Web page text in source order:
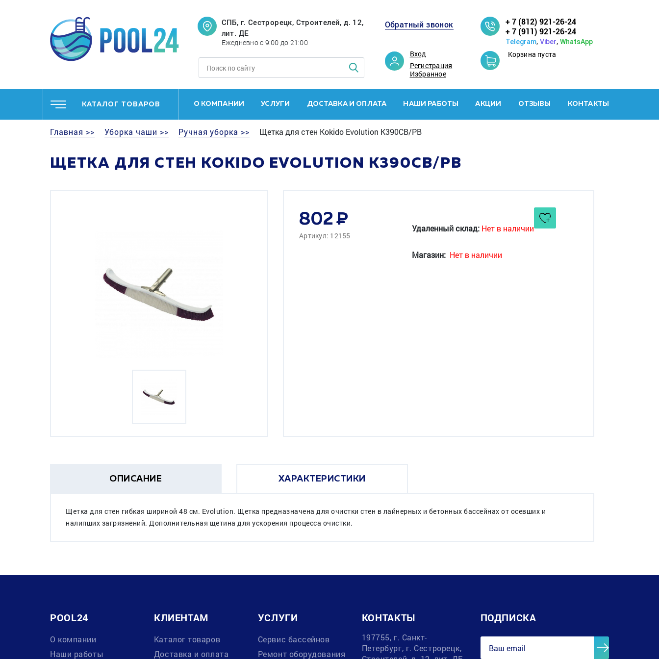
СПБ, г. Сестрорецк, Строителей, д. 12,
лит. ДЕ
Ежедневно с 9:00 до 21:00
Обратный звонок
Вход
Регистрация
Избранное
+ 7 (812) 921-26-24
+ 7 (911) 921-26-24
Telegram, Viber, WhatsApp
Корзина пуста
КАТАЛОГ ТОВАРОВ О КОМПАНИИ УСЛУГИ ДОСТАВКА И ОПЛАТА НАШИ РАБОТЫ АКЦИИ ОТЗЫВЫ КОНТАКТЫ
Главная >> Уборка чаши >> Ручная уборка >> Щетка для стен Kokido Evolution K390CB/PB
ЩЕТКА ДЛЯ СТЕН KOKIDO EVOLUTION K390CB/PB
802
Артикул: 12155
Удаленный склад: Нет в наличии
Магазин: Нет в наличии
ОПИСАНИЕ ХАРАКТЕРИСТИКИ
Щетка для стен гибкая шириной 48 см. Evolution. Щетка предназначена для очистки стен в лайнерных и бетонных бассейнах от осевших и
налипших загрязнений. Дополнительная щетина для ускорения процесса очистки.
POOL24
О компании
Наши работы
КЛИЕНТАМ
Каталог товаров
Доставка и оплата
УСЛУГИ
Сервис бассейнов
Ремонт оборудования
КОНТАКТЫ
197755, г. Санкт-
Петербург, г. Сестрорецк,
ПОДПИСКА